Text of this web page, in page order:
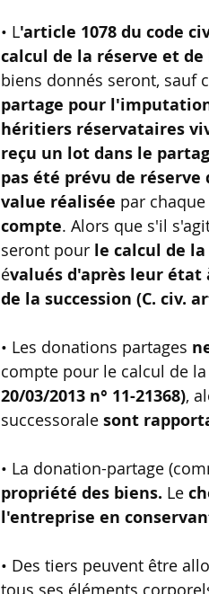
• L'article 1078 du code
calcul de la réserve et
biens donnés seront, sauf
partage pour
héritiers réservataires
reçu un lot dans le
pas été prévu de
value réalisée par
compte. Alors que s'il
seront pour le calcul de
évalués d'après leur
de la succession (C. civ.
• Les donations partages
compte pour le calcul de
20/03/2013 n° 11-21368),
successorale sont
• La donation-partage
propriété des biens. Le
l'entreprise en
• Des tiers peuvent être
tous ses éléments